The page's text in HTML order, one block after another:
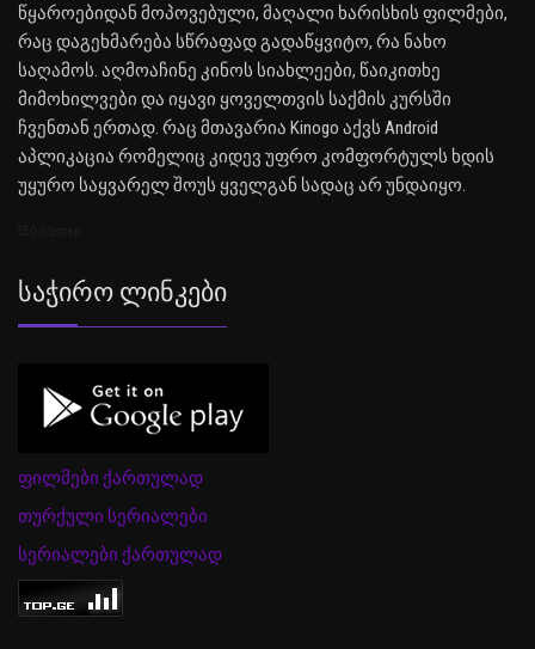
წყაროებიდან მოპოვებული, მაღალი ხარისხის ფილმები,
რაც დაგეხმარება სწრაფად გადაწყვიტო, რა ნახო
საღამოს. აღმოაჩინე კინოს სიახლეები, წაიკითხე
მიმოხილვები და იყავი ყოველთვის საქმის კურსში
ჩვენთან ერთად. რაც მთავარია Kinogo აქვს Android
აპლიკაცია რომელიც კიდევ უფრო კომფორტულს ხდის
უყურო საყვარელ შოუს ყველგან სადაც არ უნდაიყო.
Საჭირო Ლინკები
ფილმები ქართულად
თურქული სერიალები
სერიალები ქართულად